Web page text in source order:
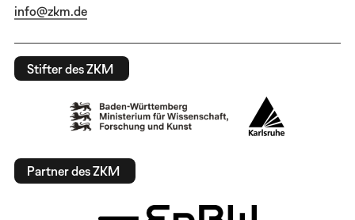
info@zkm.de
Stifter des ZKM
Partner des ZKM